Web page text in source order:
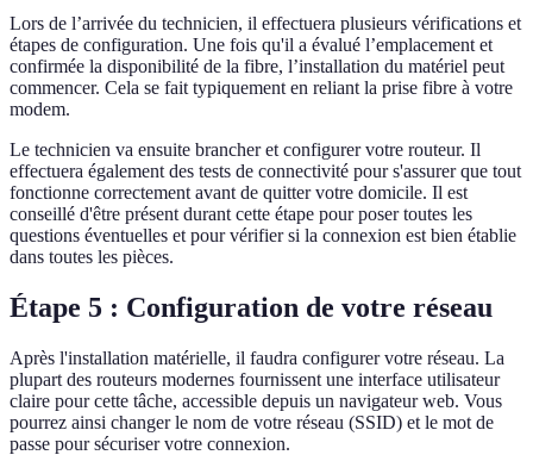
Lors de l’arrivée du technicien, il effectuera plusieurs vérifications et
étapes de configuration. Une fois qu'il a évalué l’emplacement et
confirmée la disponibilité de la fibre, l’installation du matériel peut
commencer. Cela se fait typiquement en reliant la prise fibre à votre
modem.
Le technicien va ensuite brancher et configurer votre routeur. Il
effectuera également des tests de connectivité pour s'assurer que tout
fonctionne correctement avant de quitter votre domicile. Il est
conseillé d'être présent durant cette étape pour poser toutes les
questions éventuelles et pour vérifier si la connexion est bien établie
dans toutes les pièces.
Étape 5 : Configuration de votre réseau
Après l'installation matérielle, il faudra configurer votre réseau. La
plupart des routeurs modernes fournissent une interface utilisateur
claire pour cette tâche, accessible depuis un navigateur web. Vous
pourrez ainsi changer le nom de votre réseau (SSID) et le mot de
passe pour sécuriser votre connexion.